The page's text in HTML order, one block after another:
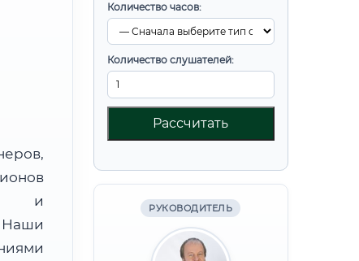
Количество часов:
Количество слушателей:
Рассчитать
РУКОВОДИТЕЛЬ
и
Наши